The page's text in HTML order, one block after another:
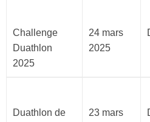
Challenge
Duathlon
2025
24 mars
2025
Duathlon de
23 mars